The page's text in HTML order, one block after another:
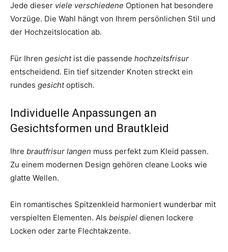
Jede dieser viele verschiedene Optionen hat besondere
Vorzüge. Die Wahl hängt von Ihrem persönlichen Stil und
der Hochzeitslocation ab.
Für Ihren gesichtist die passende hochzeitsfrisur
entscheidend. Ein tief sitzender Knoten streckt ein
rundes gesichtoptisch.
Individuelle Anpassungen an
Gesichtsformen und Brautkleid
Ihre brautfrisur langen muss perfekt zum Kleid passen.
Zu einem modernen Design gehören cleane Looks wie
glatte Wellen.
Ein romantisches Spitzenkleid harmoniert wunderbar mit
verspielten Elementen. Als beispiel dienen lockere
Locken oder zarte Flechtakzente.